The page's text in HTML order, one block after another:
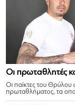
Οι πρωταθλητές
Οι παίκτες του
πρωταθλήματος, τα